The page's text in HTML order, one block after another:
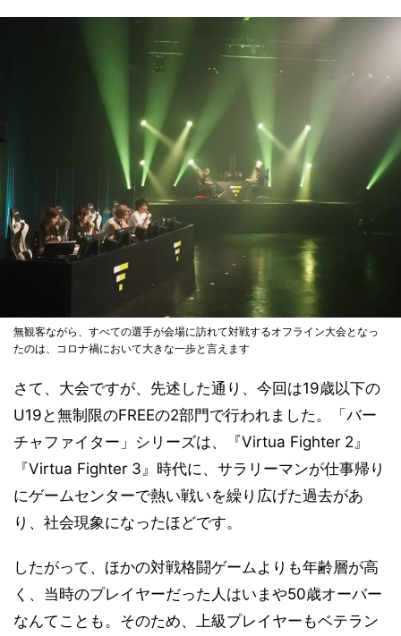
無観客ながら、すべての選手が会場に訪れて対戦するオフライン大会となっ
たのは、コロナ禍において大きな一歩と言えます
さて、大会ですが、先述した通り、今回は19歳以下の
U19と無制限のFREEの2部門で行われました。「バー
チャファイター」シリーズは、『Virtua Fighter 2』
『Virtua Fighter 3』時代に、サラリーマンが仕事帰り
にゲームセンターで熱い戦いを繰り広げた過去があ
り、社会現象になったほどです。
したがって、ほかの対戦格闘ゲームよりも年齢層が高
く、当時のプレイヤーだった人はいまや50歳オーバー
なんてことも。そのため、上級プレイヤーもベテラン